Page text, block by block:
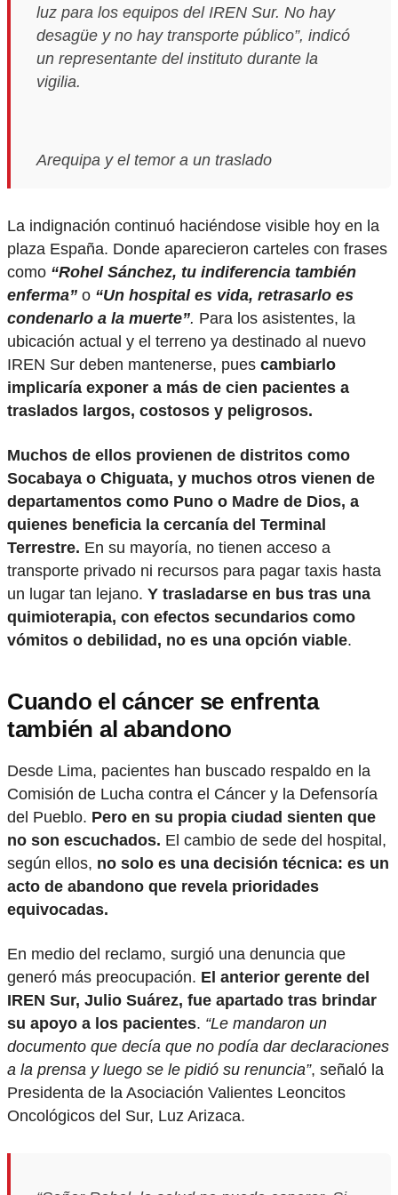
luz para los equipos del IREN Sur. No hay
desagüe y no hay transporte público”, indicó
un representante del instituto durante la
vigilia.
Arequipa y el temor a un traslado
La indignación continuó haciéndose visible hoy en la
plaza España. Donde aparecieron carteles con frases
como “Rohel Sánchez, tu indiferencia también
enferma” o “Un hospital es vida, retrasarlo es
condenarlo a la muerte”. Para los asistentes, la
ubicación actual y el terreno ya destinado al nuevo
IREN Sur deben mantenerse, pues cambiarlo
implicaría exponer a más de cien pacientes a
traslados largos, costosos y peligrosos.
Muchos de ellos provienen de distritos como
Socabaya o Chiguata, y muchos otros vienen de
departamentos como Puno o Madre de Dios, a
quienes beneficia la cercanía del Terminal
Terrestre. En su mayoría, no tienen acceso a
transporte privado ni recursos para pagar taxis hasta
un lugar tan lejano. Y trasladarse en bus tras una
quimioterapia, con efectos secundarios como
vómitos o debilidad, no es una opción viable.
Cuando el cáncer se enfrenta
también al abandono
Desde Lima, pacientes han buscado respaldo en la
Comisión de Lucha contra el Cáncer y la Defensoría
del Pueblo. Pero en su propia ciudad sienten que
no son escuchados. El cambio de sede del hospital,
según ellos, no solo es una decisión técnica: es un
acto de abandono que revela prioridades
equivocadas.
En medio del reclamo, surgió una denuncia que
generó más preocupación. El anterior gerente del
IREN Sur, Julio Suárez, fue apartado tras brindar
su apoyo a los pacientes. “Le mandaron un
documento que decía que no podía dar declaraciones
a la prensa y luego se le pidió su renuncia”, señaló la
Presidenta de la Asociación Valientes Leoncitos
Oncológicos del Sur, Luz Arizaca.